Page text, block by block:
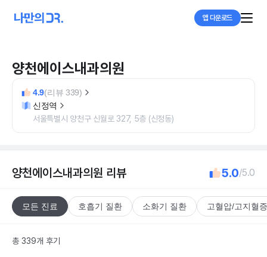
앱 다운로드
양천에이스내과의원
4.9(리뷰 339)
신정역
서울특별시 양천구 신월로 327, 5층 (신정동)
양천에이스내과의원 리뷰 5.0/5.0
모든 진료 호흡기 질환 소화기 질환 고혈압/고지혈
총 339개 후기